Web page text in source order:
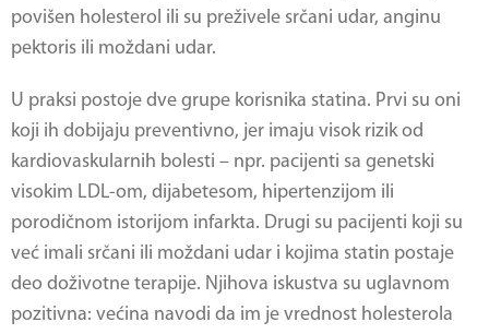
povišen holesterol ili su preživele srčani udar, anginu
pektoris ili moždani udar.
U praksi postoje dve grupe korisnika statina. Prvi su oni
koji ih dobijaju preventivno, jer imaju visok rizik od
kardiovaskularnih bolesti – npr. pacijenti sa genetski
visokim LDL-om, dijabetesom, hipertenzijom ili
porodičnom istorijom infarkta. Drugi su pacijenti koji su
već imali srčani ili moždani udar i kojima statin postaje
deo doživotne terapije. Njihova iskustva su uglavnom
pozitivna: većina navodi da im je vrednost holesterola